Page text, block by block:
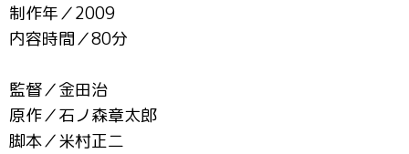
制作年／2009
内容時間／80分
監督／金田治
原作／石ノ森章太郎
脚本／米村正二